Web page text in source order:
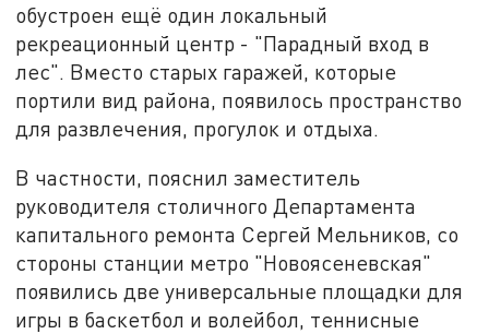
обустроен ещё один локальный
рекреационный центр - "Парадный вход в
лес". Вместо старых гаражей, которые
портили вид района, появилось пространство
для развлечения, прогулок и отдыха.
В частности, пояснил заместитель
руководителя столичного Департамента
капитального ремонта Сергей Мельников, со
стороны станции метро "Новоясеневская"
появились две универсальные площадки для
игры в баскетбол и волейбол, теннисные